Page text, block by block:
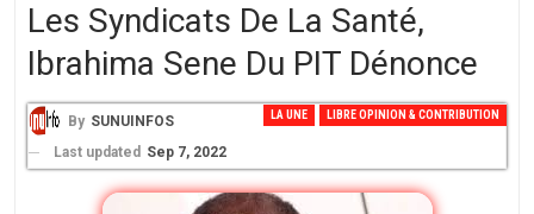
Les Syndicats De La Santé,
Ibrahima Sene Du PIT Dénonce
LA UNE LIBRE OPINION & CONTRIBUTION
By SUNUINFOS
Last updated Sep 7, 2022